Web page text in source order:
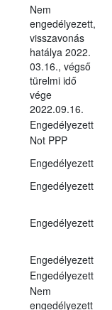
Nem
engedélyezett,
visszavonás
hatálya 2022.
03.16., végső
türelmi idő
vége
2022.09.16.
Engedélyezett
Not PPP
Engedélyezett
Engedélyezett
Engedélyezett
Engedélyezett
Engedélyezett
Nem
engedélyezett